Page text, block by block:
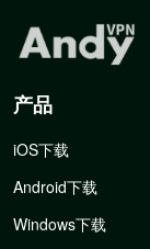
产品
iOS下载
Android下载
Windows下载